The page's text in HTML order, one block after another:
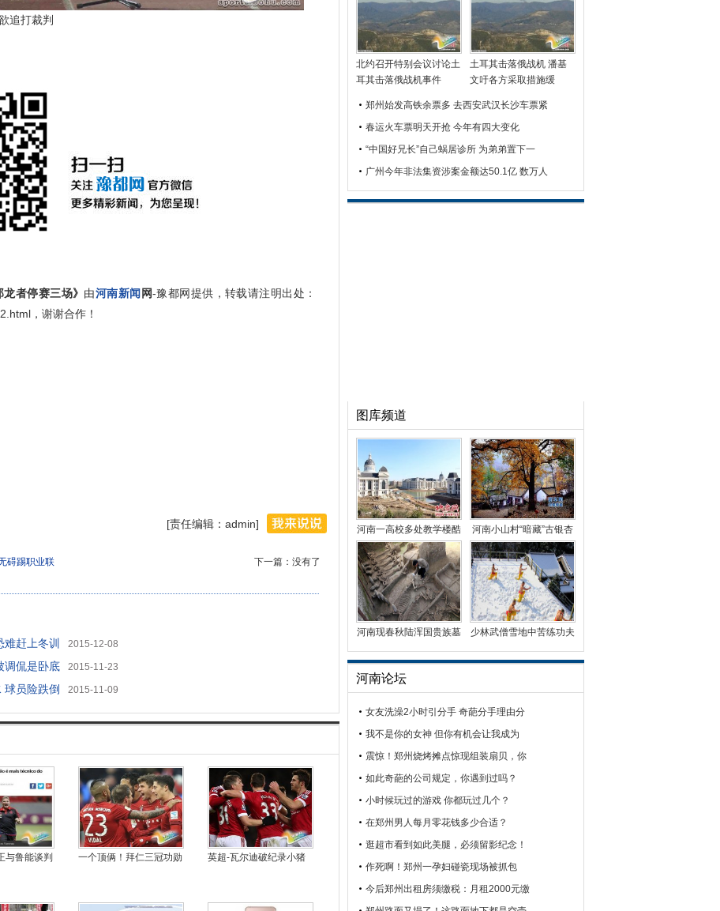
追打裁判
者停赛三场》 由河南新闻 网-豫都网提供，转载请注明出处：
，谢谢合作！
[责任编辑：admin]
下一篇：没有了
碍踢职业联
赶上冬训 2015-12-08
调侃是卧底 2015-11-23
球员险跌倒 2015-11-09
与鲁能谈判 一个顶俩！拜仁三冠功勋 英超-瓦尔迪破纪录小猪
北约召开特别会议讨论土
耳其击落俄战机事件
土耳其击落俄战机 潘基
文吁各方采取措施缓
郑州始发高铁余票多 去西安武汉长沙车票紧
春运火车票明天开抢 今年有四大变化
“中国好兄长”自己蜗居诊所 为弟弟置下一
广州今年非法集资涉案金额达50.1亿 数万人
图库频道
河南一高校多处教学楼酷
似＂白宫＂ 学生感
河南小山村“暗藏”古银杏
林 每到深秋遍地
河南现春秋陆浑国贵族墓
少林武僧雪地中苦练功夫
河南论坛
女友洗澡2小时引分手 奇葩分手理由分
我不是你的女神 但你有机会让我成为
震惊！郑州烧烤摊点惊现组装扇贝，你
如此奇葩的公司规定，你遇到过吗？
小时候玩过的游戏 你都玩过几个？
在郑州男人每月零花钱多少合适？
逛超市看到如此美腿，必须留影纪念！
作死啊！郑州一孕妇碰瓷现场被抓包
今后郑州出租房须缴税：月租2000元缴